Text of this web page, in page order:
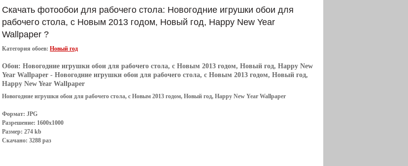
Скачать фотообои для рабочего стола: Новогодние игрушки обои для
рабочего стола, с Новым 2013 годом, Новый год, Happy New Year
Wallpaper ?
Категория обоев:Новый год
Обои:Новогодние игрушки обои для рабочего стола, с Новым 2013 годом, Новый год, Happy New
Year Wallpaper - Новогодние игрушки обои для рабочего стола, с Новым 2013 годом, Новый год,
Happy New Year Wallpaper
Новогодние игрушки обои для рабочего стола, с Новым 2013 годом, Новый год, Happy New Year Wallpaper
Формат: JPG
Разрешение: 1600x1000
Размер: 274 kb
Скачано: 3288 раз